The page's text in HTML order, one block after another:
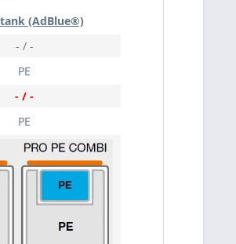
(AdBlue®)
- / -
PE
- / -
PE